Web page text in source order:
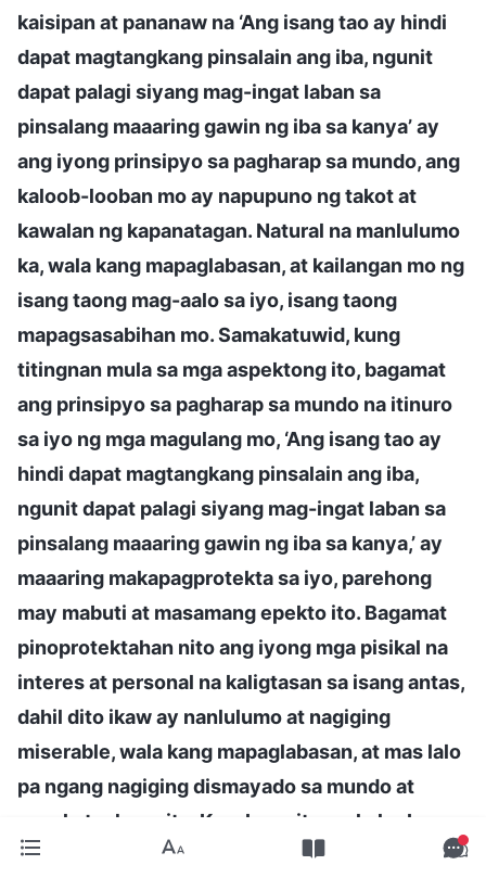
kaisipan at pananaw na ‘Ang isang tao ay hindi
dapat magtangkang pinsalain ang iba, ngunit
dapat palagi siyang mag-ingat laban sa
pinsalang maaaring gawin ng iba sa kanya’ ay
ang iyong prinsipyo sa pagharap sa mundo, ang
kaloob-looban mo ay napupuno ng takot at
kawalan ng kapanatagan. Natural na manlulumo
ka, wala kang mapaglabasan, at kailangan mo ng
isang taong mag-aalo sa iyo, isang taong
mapagsasabihan mo. Samakatuwid, kung
titingnan mula sa mga aspektong ito, bagamat
ang prinsipyo sa pagharap sa mundo na itinuro
sa iyo ng mga magulang mo, ‘Ang isang tao ay
hindi dapat magtangkang pinsalain ang iba,
ngunit dapat palagi siyang mag-ingat laban sa
pinsalang maaaring gawin ng iba sa kanya,’ ay
maaaring makapagprotekta sa iyo, parehong
may mabuti at masamang epekto ito. Bagamat
pinoprotektahan nito ang iyong mga pisikal na
interes at personal na kaligtasan sa isang antas,
dahil dito ikaw ay nanlulumo at nagiging
miserable, wala kang mapaglabasan, at mas lalo
pa ngang nagiging dismayado sa mundo at
sangkatauhang ito. Kasabay nito, sa kaloob-
looban mo, unti-unti ka na ring nayayamot na